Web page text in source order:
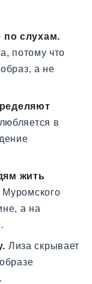
по слухам.
потому что
а не
в
жить
а на
Лиза скрывает